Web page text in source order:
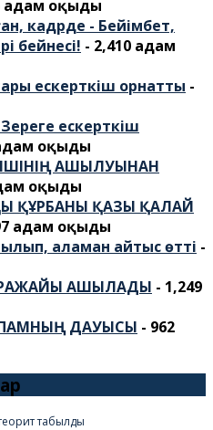
адам оқыды
кадрде - Бейімбет,
бейнесі! - 2,410 адам
ескерткіш орнатты -
ескерткіш
оқыды
АШЫЛУЫНАН
оқыды
ҚҰРБАНЫ ҚАЗЫ ҚАЛАЙ
адам оқыды
аламан айтыс өтті -
АШЫЛАДЫ - 1,249
ДАУЫСЫ - 962
табылды